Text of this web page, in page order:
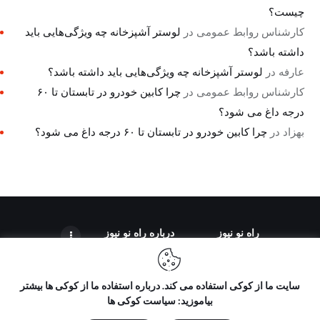
چیست؟
کارشناس روابط عمومی در لوستر آشپزخانه چه ویژگی‌هایی باید
داشته باشد؟
عارفه در لوستر آشپزخانه چه ویژگی‌هایی باید داشته باشد؟
کارشناس روابط عمومی در
چرا کابین خودرو در تابستان تا ۶۰
درجه داغ می شود؟
بهزاد درچرا کابین خودرو در تابستان تا ۶۰ درجه داغ می شود؟
راه نو نیوز درباره راه‌ نو نیوز
تمامی حقوق مطالب برای "راه نو نیوز" محفوظ است و هرگونه کپی
سایت ما از کوکی استفاده می کند. درباره استفاده ما از کوکی ها بیشتر
بیاموزید: سیاست کوکی ها